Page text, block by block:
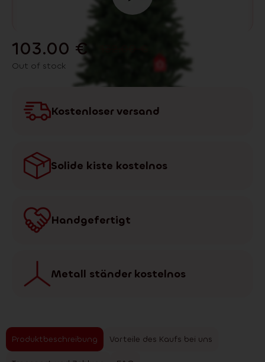
103.00 €
Out of stock
Kostenloser versand
Solide kiste kostelnos
Handgefertigt
Metall ständer kostelnos
Produktbeschreibung Vorteile des Kaufs bei uns